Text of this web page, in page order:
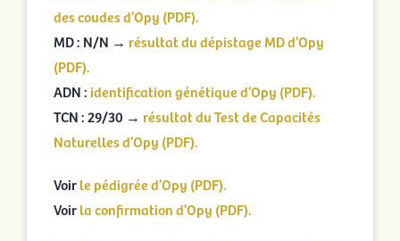
des coudes d’Opy (PDF).
MD : N/N → résultat du dépistage MD d’Opy
(PDF).
ADN : identification génétique d’Opy (PDF).
TCN : 29/30 → résultat du Test de Capacités
Naturelles d’Opy (PDF).
Voirle pédigrée d’Opy (PDF).
Voirla confirmation d’Opy (PDF).